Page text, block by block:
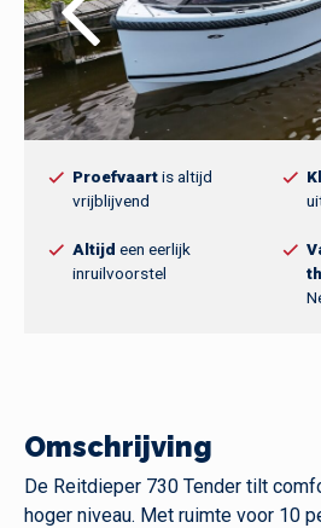
Proefvaartis altijd
vrijblijvend
Altijd een eerlijk
inruilvoorstel
Omschrijving
De Reitdieper 730 Tender tilt
hoger niveau. Met ruimte voor 10